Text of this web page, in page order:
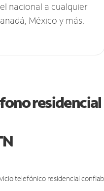
nacional a cualquier
México y más.
residencial
telefónico residencial